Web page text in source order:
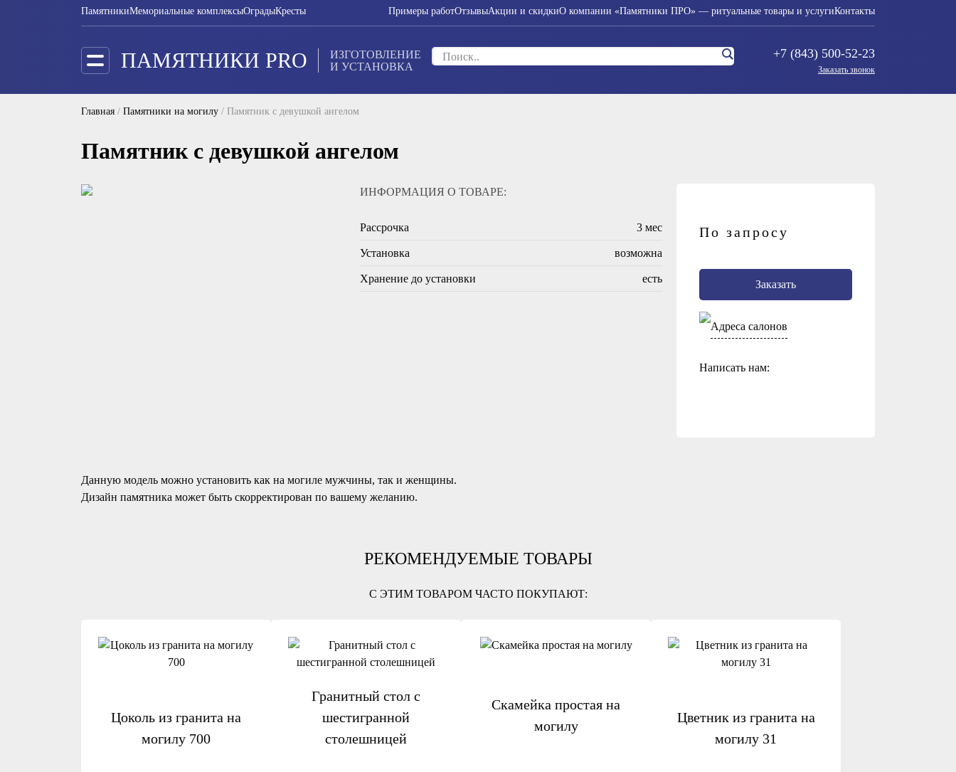
ПамятникиМемориальные комплексыОградыКресты Примеры работОтзывыАкции и скидкиО компании «Памятники ПРО» — ритуальные товары и услугиКонтакты
ПАМЯТНИКИ PRO
ИЗГОТОВЛЕНИЕ
И УСТАНОВКА
+7 (843) 500-52-23
Заказать звонок
Главная / Памятники на могилу / Памятник с девушкой ангелом
Памятник с девушкой ангелом
ИНФОРМАЦИЯ О ТОВАРЕ:
Рассрочка 3 мес
Установка возможна
Хранение до установки есть
По запросу
Заказать
Адреса салонов
Написать нам:
Данную модель можно установить как на могиле мужчины, так и женщины.
Дизайн памятника может быть скорректирован по вашему желанию.
РЕКОМЕНДУЕМЫЕ ТОВАРЫ
С ЭТИМ ТОВАРОМ ЧАСТО ПОКУПАЮТ:
Цоколь из гранита на
могилу 700
Гранитный стол с
шестигранной
столешницей
Скамейка простая на
могилу
Цветник из гранита на
могилу 31